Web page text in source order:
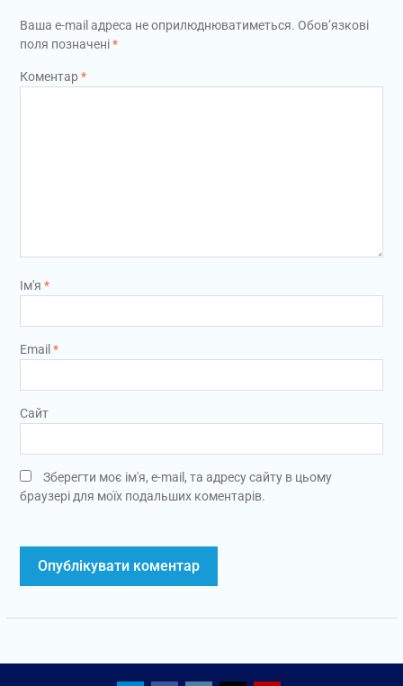
Ваша e-mail адреса не оприлюднюватиметься. Обов’язкові
поля позначені*
Коментар *
Ім'я *
Email *
Сайт
Зберегти моє ім'я, e-mail, та адресу сайту в цьому
браузері для моїх подальших коментарів.